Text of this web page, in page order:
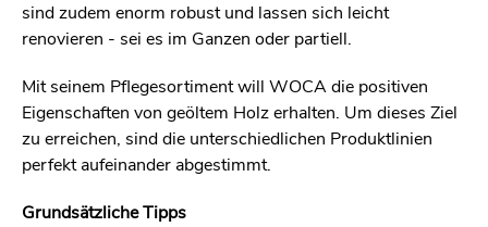
sind zudem enorm robust und lassen sich leicht
renovieren - sei es im Ganzen oder partiell.
Mit seinem Pflegesortiment will WOCA die positiven
Eigenschaften von geöltem Holz erhalten. Um dieses Ziel
zu erreichen, sind die unterschiedlichen Produktlinien
perfekt aufeinander abgestimmt.
Grundsätzliche Tipps